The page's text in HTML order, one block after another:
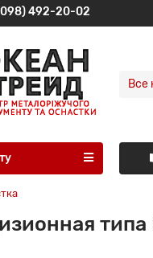
492-20-02
Все